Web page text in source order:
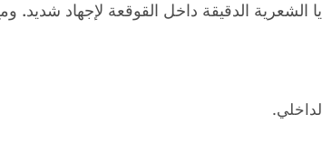
الدقيقة داخل القوقعة لإجهاد شديد.